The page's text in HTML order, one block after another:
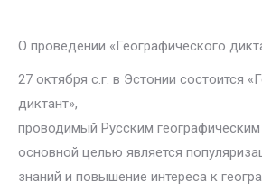
О проведении «Географического
27 октября с.г. в Эстонии состоится
диктант»,
проводимый Русским
основной целью является
знаний и повышение интереса к